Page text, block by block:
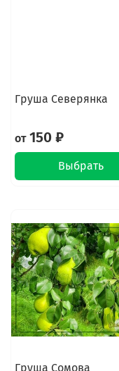
Груша Северянка
от150 ₽
Выбрать
Груша Сомова